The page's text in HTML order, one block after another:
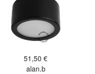
51,50 €
alan.b